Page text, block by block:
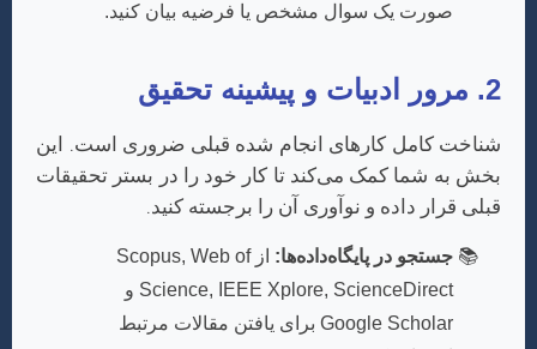
صورت یک سوال مشخص یا فرضیه بیان کنید.
2. مرور ادبیات و پیشینه تحقیق
شناخت کامل کارهای انجام شده قبلی ضروری است. این
بخش به شما کمک می‌کند تا کار خود را در بستر تحقیقات
قبلی قرار داده و نوآوری آن را برجسته کنید.
جستجو در پایگاه‌داده‌ها:
از Scopus, Web of
Science, IEEE Xplore, ScienceDirect و
Google Scholar برای یافتن مقالات مرتبط